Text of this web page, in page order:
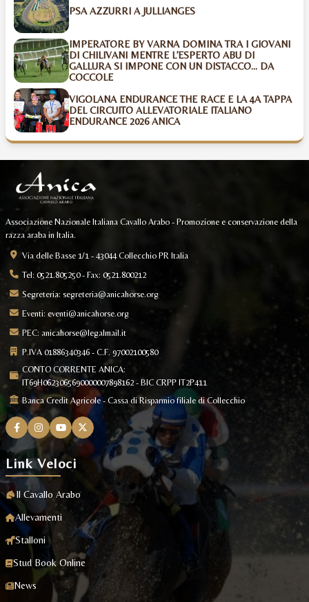
PSA AZZURRI A JULLIANGES
IMPERATORE BY VARNA DOMINA TRA I GIOVANI
DI CHILIVANI MENTRE L’ESPERTO ABU DI
GALLURA SI IMPONE CON UN DISTACCO... DA
COCCOLE
VIGOLANA ENDURANCE THE RACE E LA 4A TAPPA
DEL CIRCUITO ALLEVATORIALE ITALIANO
ENDURANCE 2026 ANICA
Associazione Nazionale Italiana Cavallo Arabo - Promozione e conservazione della
razza araba in Italia.
Via delle Basse 1/1 - 43044 Collecchio PR Italia
Tel: 0521.805250 - Fax: 0521.800212
Segreteria: segreteria@anicahorse.org
Eventi: eventi@anicahorse.org
PEC: anicahorse@legalmail.it
P.IVA 01886340346 - C.F. 97002100580
CONTO CORRENTE ANICA:
IT69H0623065690000007898162 - BIC CRPP IT2P411
Banca Credit Agricole - Cassa di Risparmio filiale di Collecchio
Link Veloci
Il Cavallo Arabo
Allevamenti
Stalloni
Stud Book Online
News